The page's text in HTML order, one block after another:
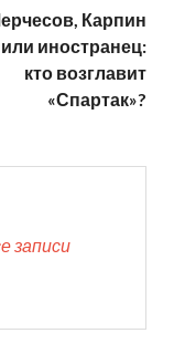
Карпин
или иностранец:
кто возглавит
«Спартак»?
записи